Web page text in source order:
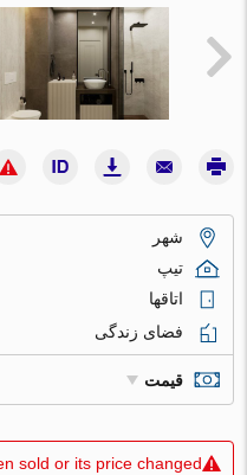
شهر
تیپ
اتاقها
فضای زندگی
قیمت
sold or its price changed